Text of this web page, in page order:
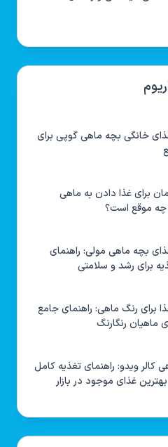
خانگی بچه ماهی گوپی برای
برای غذا دادن به ماهی
چه موقع است؟
بچه ماهی مولی: راهنمای
برای رشد و سلامتی
برای رنگ ماهی: راهنمای جامع
ماهیان رنگارنگ
کالر ویدو: راهنمای تغذیه کامل
غذای موجود در بازار